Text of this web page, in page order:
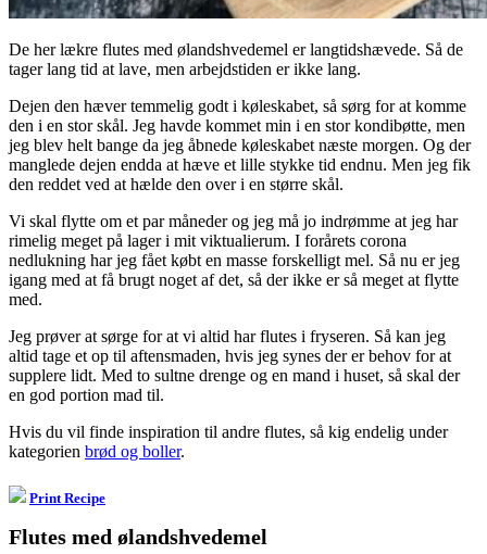
De her lækre flutes med ølandshvedemel er langtidshævede. Så de
tager lang tid at lave, men arbejdstiden er ikke lang.
Dejen den hæver temmelig godt i køleskabet, så sørg for at komme
den i en stor skål. Jeg havde kommet min i en stor kondibøtte, men
jeg blev helt bange da jeg åbnede køleskabet næste morgen. Og der
manglede dejen endda at hæve et lille stykke tid endnu. Men jeg fik
den reddet ved at hælde den over i en større skål.
Vi skal flytte om et par måneder og jeg må jo indrømme at jeg har
rimelig meget på lager i mit viktualierum. I forårets corona
nedlukning har jeg fået købt en masse forskelligt mel. Så nu er jeg
igang med at få brugt noget af det, så der ikke er så meget at flytte
med.
Jeg prøver at sørge for at vi altid har flutes i fryseren. Så kan jeg
altid tage et op til aftensmaden, hvis jeg synes der er behov for at
supplere lidt. Med to sultne drenge og en mand i huset, så skal der
en god portion mad til.
Hvis du vil finde inspiration til andre flutes, så kig endelig under
kategorien brød og boller.
Print Recipe
Flutes med ølandshvedemel